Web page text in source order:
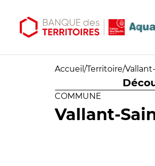
Accueil /Territoire/
COMMUNE
Vallant-